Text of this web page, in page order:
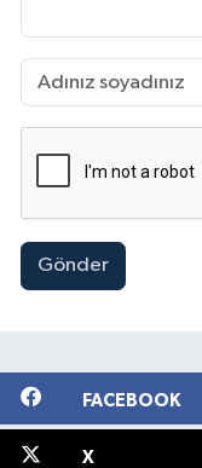
Gönder
FACEBOOK
X